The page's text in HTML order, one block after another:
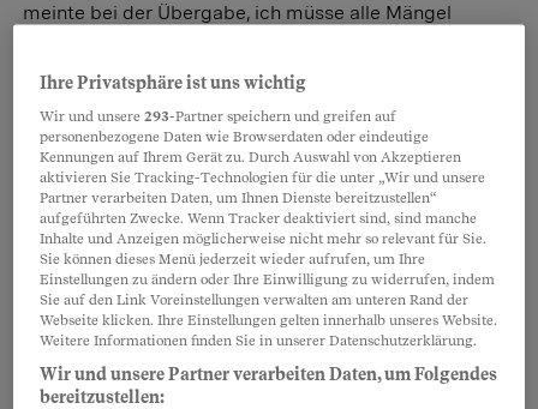
meinte bei der Übergabe, ich müsse alle Mängel
Daniel Leiser
Neue Wohnung nur gegen Aufpreis
Muss ich dem Vormieter
Möbel abkaufen?
Ein Mieter fordert: Übernehmt meine
Möbel für 7000 Franken, dann könnt ihr
die Wohnung haben. Das sorgt für Empörung. Der
Beobachter sagt, was rechtlich gilt.
Norina Meyer,Daniel Faulhaber
Ihre Privatsphäre ist uns wichtig
Wir und unsere293-Partner speichern und greifen auf
personenbezogene Daten wie Browserdaten oder eindeutige
Kennungen auf Ihrem Gerät zu. Durch Auswahl von Akzeptieren
aktivieren Sie Tracking-Technologien für die unter „Wir und unsere
Partner verarbeiten Daten, um Ihnen Dienste bereitzustellen“
aufgeführten Zwecke. Wenn Tracker deaktiviert sind, sind manche
Inhalte und Anzeigen möglicherweise nicht mehr so relevant für Sie.
Sie können dieses Menü jederzeit wieder aufrufen, um Ihre
Einstellungen zu ändern oder Ihre Einwilligung zu widerrufen, indem
Sie auf den Link Voreinstellungen verwalten am unteren Rand der
Webseite klicken. Ihre Einstellungen gelten innerhalb unseres Website.
Weitere Informationen finden Sie in unserer Datenschutzerklärung.
Wir und unsere Partner verarbeiten Daten, um Folgendes
bereitzustellen: